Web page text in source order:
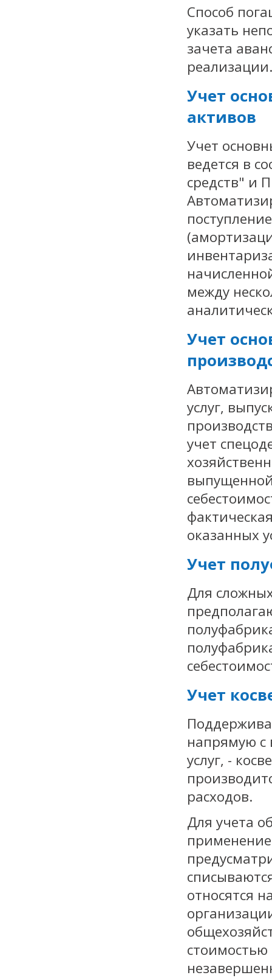
Способ
указать
зачета
реализации.
Учет
активов
Учет
ведется в
средств" и
между
Учет
услуг,
учет
оказанных
Учет
Для
Учет
напрямую с
услуг, -
расходов.
Для учета
относятся